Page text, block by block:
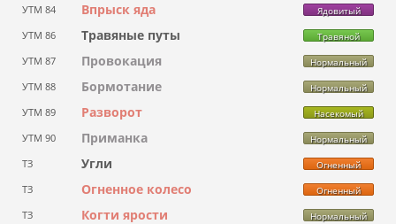
УТМ 84 Впрыск яда Ядовитый
УТМ 86 Травяные путы Травяной
УТМ 87 Провокация Нормальный
УТМ 88 Бормотание Нормальный
УТМ 89 Разворот Насекомый
УТМ 90 Приманка Нормальный
ТЗ Угли Огненный
ТЗ Огненное колесо Огненный
ТЗ Когти ярости Нормальный